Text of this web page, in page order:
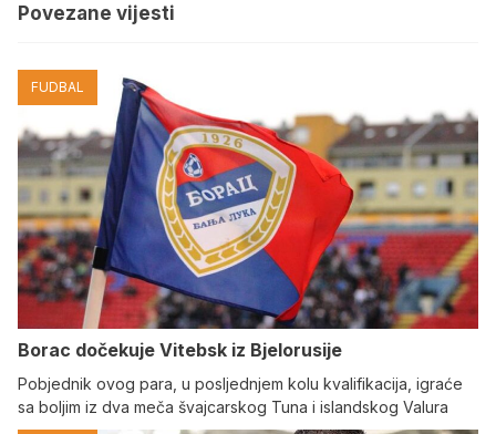
Povezane vijesti
FUDBAL
Borac dočekuje Vitebsk iz Bjelorusije
Pobjednik ovog para, u posljednjem kolu kvalifikacija, igraće
sa boljim iz dva meča švajcarskog Tuna i islandskog Valura